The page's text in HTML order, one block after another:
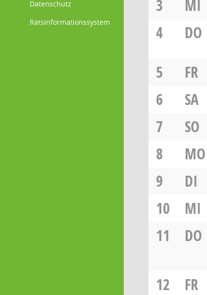
Datenschutz
Ratsinformationssystem
3
MI
4
DO
5
FR
6
SA
7
SO
8
MO
9
DI
10
MI
11
DO
12
FR